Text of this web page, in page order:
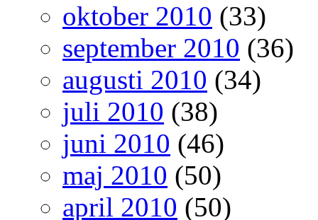
oktober 2010 (33)
september 2010 (36)
augusti 2010 (34)
juli 2010 (38)
juni 2010 (46)
maj 2010 (50)
april 2010 (50)